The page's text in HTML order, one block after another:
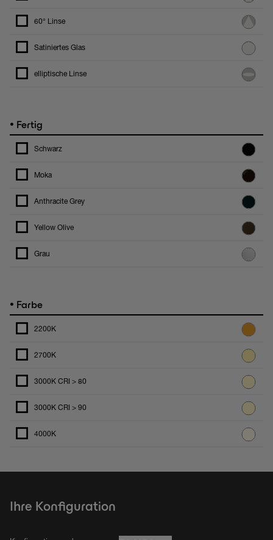
60° Linse
Satiniertes Glas
elliptische Linse
• Fertig
Schwarz
Moka
Anthracite Grey
Yellow Olive
Grau
• Farbe
2200K
2700K
3000K CRI > 80
3000K CRI > 90
4000K
Ihre Konfiguration